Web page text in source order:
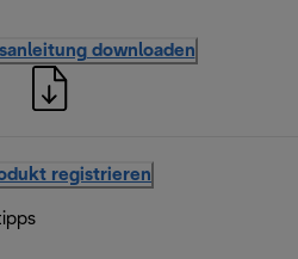
downloaden
registrieren